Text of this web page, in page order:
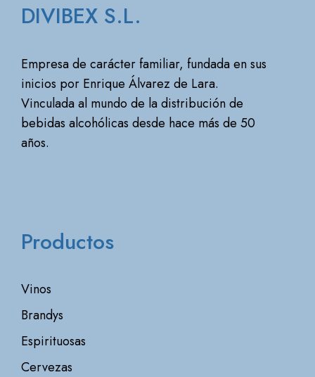
DIVIBEX S.L.
Empresa de carácter familiar, fundada en sus
inicios por Enrique Álvarez de Lara.
Vinculada al mundo de la distribución de
bebidas alcohólicas desde hace más de 50
años.
Productos
Vinos
Brandys
Espirituosas
Cervezas